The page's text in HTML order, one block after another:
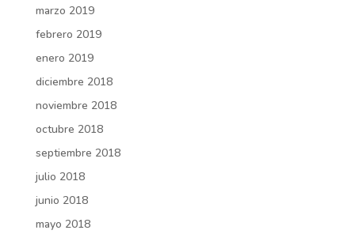
marzo 2019
febrero 2019
enero 2019
diciembre 2018
noviembre 2018
octubre 2018
septiembre 2018
julio 2018
junio 2018
mayo 2018